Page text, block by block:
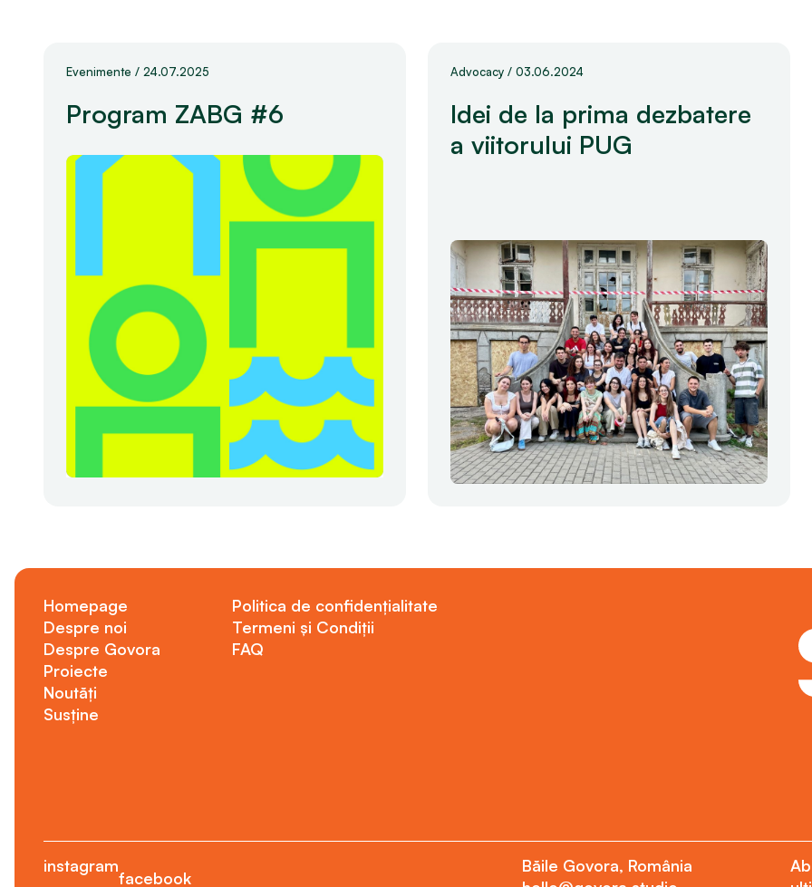
Evenimente / 24.07.2025
Program ZABG #6
Advocacy / 03.06.2024
Idei de la prima dezbatere
a viitorului PUG
Homepage
Despre noi
Despre Govora
Proiecte
Noutăți
Susține
Politica de confidențialitate
Termeni și Condiții
FAQ
instagram
facebook
Băile Govora, România